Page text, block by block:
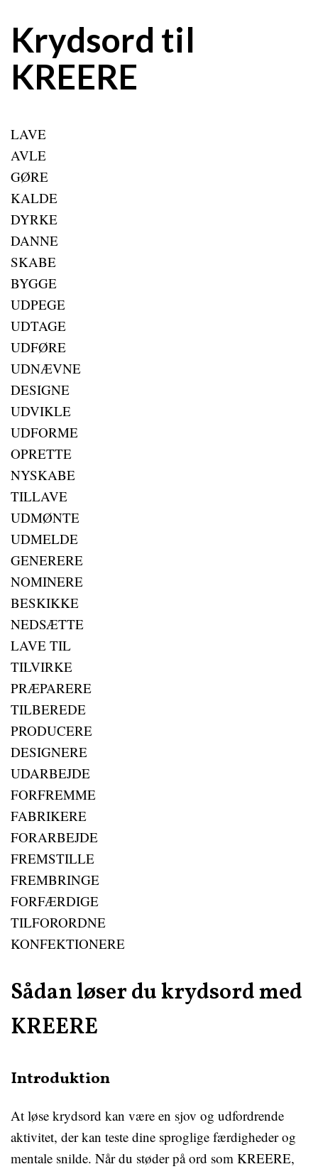
Krydsord til
KREERE
LAVE
AVLE
GØRE
KALDE
DYRKE
DANNE
SKABE
BYGGE
UDPEGE
UDTAGE
UDFØRE
UDNÆVNE
DESIGNE
UDVIKLE
UDFORME
OPRETTE
NYSKABE
TILLAVE
UDMØNTE
UDMELDE
GENERERE
NOMINERE
BESKIKKE
NEDSÆTTE
LAVE TIL
TILVIRKE
PRÆPARERE
TILBEREDE
PRODUCERE
DESIGNERE
UDARBEJDE
FORFREMME
FABRIKERE
FORARBEJDE
FREMSTILLE
FREMBRINGE
FORFÆRDIGE
TILFORORDNE
KONFEKTIONERE
Sådan løser du krydsord med
KREERE
Introduktion
At løse krydsord kan være en sjov og udfordrende
aktivitet, der kan teste dine sproglige færdigheder og
mentale snilde. Når du støder på ord som KREERE,